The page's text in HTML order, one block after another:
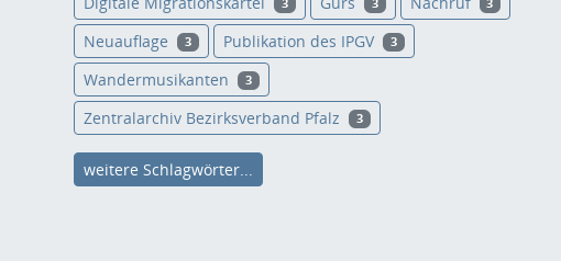
3 3 3
Neuauflage 3 Publikation des IPGV 3
Wandermusikanten 3
Zentralarchiv Bezirksverband Pfalz 3
weitere Schlagwörter...